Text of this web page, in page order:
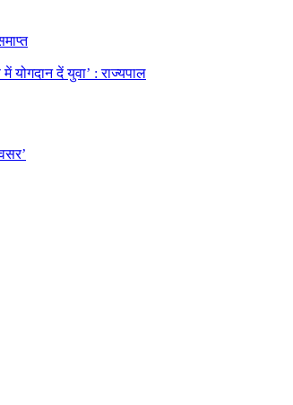
योगदान दें युवा’ : राज्यपाल